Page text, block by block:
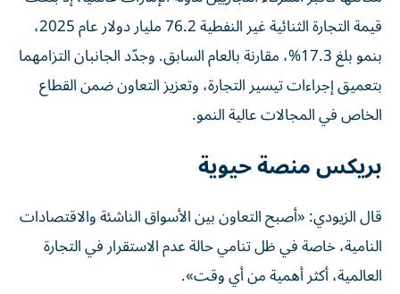
قيمة التجارة الثنائية غير النفطية 76.2 مليار دولار عام 2025،
بنمو بلغ 17.3%، مقارنة بالعام السابق. وجدّد الجانبان التزامهما
بتعميق إجراءات تيسير التجارة، وتعزيز التعاون ضمن القطاع
الخاص في المجالات عالية النمو.
بريكس منصة حيوية
قال الزيودي: «أصبح التعاون بين الأسواق الناشئة والاقتصادات
النامية، خاصة في ظل تنامي حالة عدم الاستقرار في التجارة
العالمية، أكثر أهمية من أي وقت».